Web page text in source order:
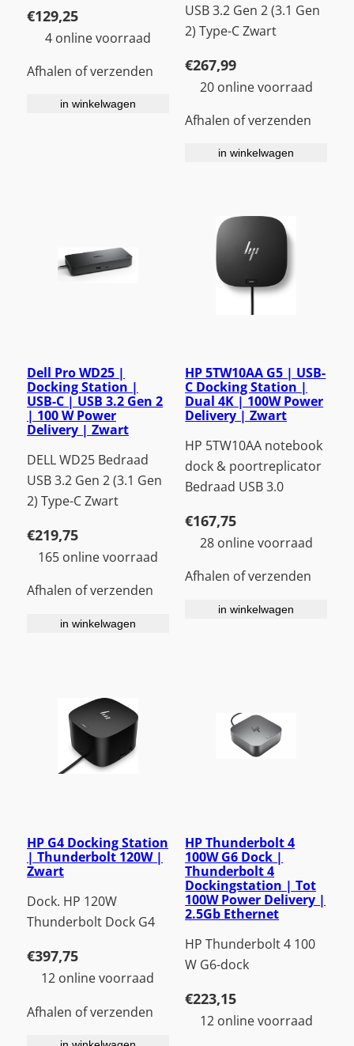
€129,25
4 online voorraad
Afhalen of verzenden
in winkelwagen
USB 3.2 Gen 2 (3.1 Gen
2) Type-C Zwart
€267,99
20 online voorraad
Afhalen of verzenden
in winkelwagen
Dell Pro WD25 |
Docking Station |
USB-C | USB 3.2 Gen 2
| 100 W Power
Delivery | Zwart
DELL WD25 Bedraad
USB 3.2 Gen 2 (3.1 Gen
2) Type-C Zwart
€219,75
165 online voorraad
Afhalen of verzenden
in winkelwagen
HP 5TW10AA G5 | USB-
C Docking Station |
Dual 4K | 100W Power
Delivery | Zwart
HP 5TW10AA notebook
dock & poortreplicator
Bedraad USB 3.0
€167,75
28 online voorraad
Afhalen of verzenden
in winkelwagen
HP G4 Docking Station
| Thunderbolt 120W |
Zwart
Dock. HP 120W
Thunderbolt Dock G4
€397,75
12 online voorraad
Afhalen of verzenden
HP Thunderbolt 4
100W G6 Dock |
Thunderbolt 4
Dockingstation | Tot
100W Power Delivery |
2.5Gb Ethernet
HP Thunderbolt 4 100
W G6-dock
€223,15
12 online voorraad